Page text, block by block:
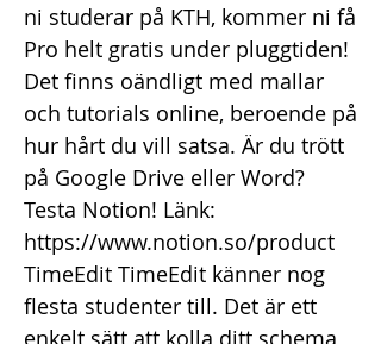
ni studerar på KTH, kommer ni få
Pro helt gratis under pluggtiden!
Det finns oändligt med mallar
och tutorials online, beroende på
hur hårt du vill satsa. Är du trött
på Google Drive eller Word?
Testa Notion! Länk:
https://www.notion.so/product
TimeEdit TimeEdit känner nog
flesta studenter till. Det är ett
enkelt sätt att kolla ditt schema